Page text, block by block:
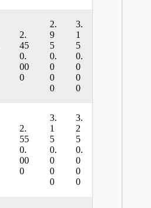
2.
45
0.
00
0
2.
9
5
0.
0
0
0
3.
1
5
0.
0
0
0
2.
55
0.
00
0
3.
1
5
0.
0
0
0
3.
2
5
0.
0
0
0